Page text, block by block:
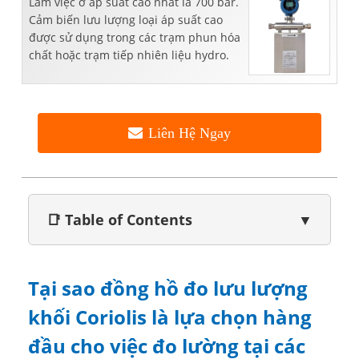
Cảm biến lưu lượng loại áp suất cao
được sử dụng trong các trạm phun hóa
chất hoặc trạm tiếp nhiên liệu hydro.
Liên Hệ Ngay
📑 Table of Contents ▼
Tại sao đồng hồ đo lưu lượng
khối Coriolis là lựa chọn hàng
đầu cho việc đo lường tại các